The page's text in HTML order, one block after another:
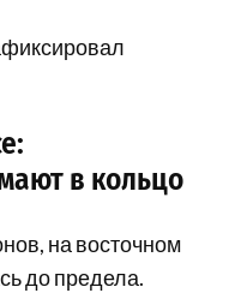
в кольцо
на восточном
до предела.